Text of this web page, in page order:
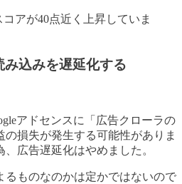
アが40点近く上昇していま
み込みを遅延化する
アドセンスに「広告クローラの
損失が発生する可能性がありま
広告遅延化はやめました。
るものなのかは定かではないので